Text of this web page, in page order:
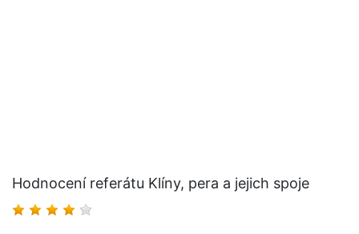
Hodnocení referátu Klíny, pera a jejich spoje